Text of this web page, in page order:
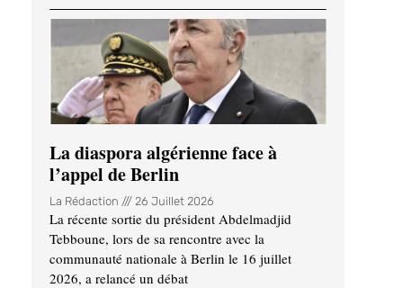
La diaspora algérienne face à
l’appel de Berlin
La Rédaction 26 Juillet 2026
La récente sortie du président Abdelmadjid
Tebboune, lors de sa rencontre avec la
communauté nationale à Berlin le 16 juillet
2026, a relancé un débat